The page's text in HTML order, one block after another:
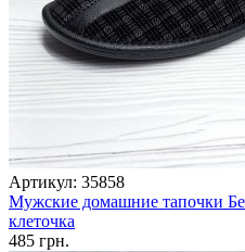
Артикул: 35858
Мужские домашние тапочки
клеточка
485 грн.